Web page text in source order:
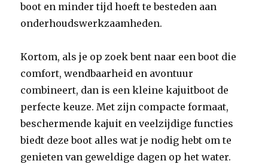
boot en minder tijd hoeft te besteden aan
onderhoudswerkzaamheden.
Kortom, als je op zoek bent naar een boot die
comfort, wendbaarheid en avontuur
combineert, dan is een kleine kajuitboot de
perfecte keuze. Met zijn compacte formaat,
beschermende kajuit en veelzijdige functies
biedt deze boot alles wat je nodig hebt om te
genieten van geweldige dagen op het water.